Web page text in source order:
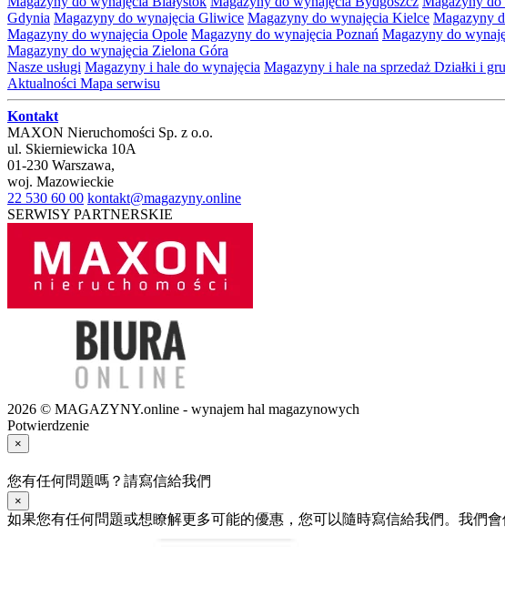
Gdynia Magazyny do wynajęcia Gliwice Magazyny do wynajęcia Kielce Magazyny
Magazyny do wynajęcia Opole Magazyny do wynajęcia Poznań Magazyny do
Magazyny do wynajęcia Zielona Góra
Nasze usługi Magazyny i hale do wynajęcia Magazyny i hale na sprzedaż Działki i
Aktualności Mapa serwisu
Kontakt
MAXON Nieruchomości Sp. z o.o.
ul. Skierniewicka 10A
01-230 Warszawa,
woj. Mazowieckie
22 530 60 00 kontakt@magazyny.online
SERWISY PARTNERSKIE
2026 © MAGAZYNY.online - wynajem hal magazynowych
Potwierdzenie
×
您有任何問題嗎？請寫信給我們
×
如果您有任何問題或想瞭解更多可能的優惠，您可以隨時寫信給我們。我們會